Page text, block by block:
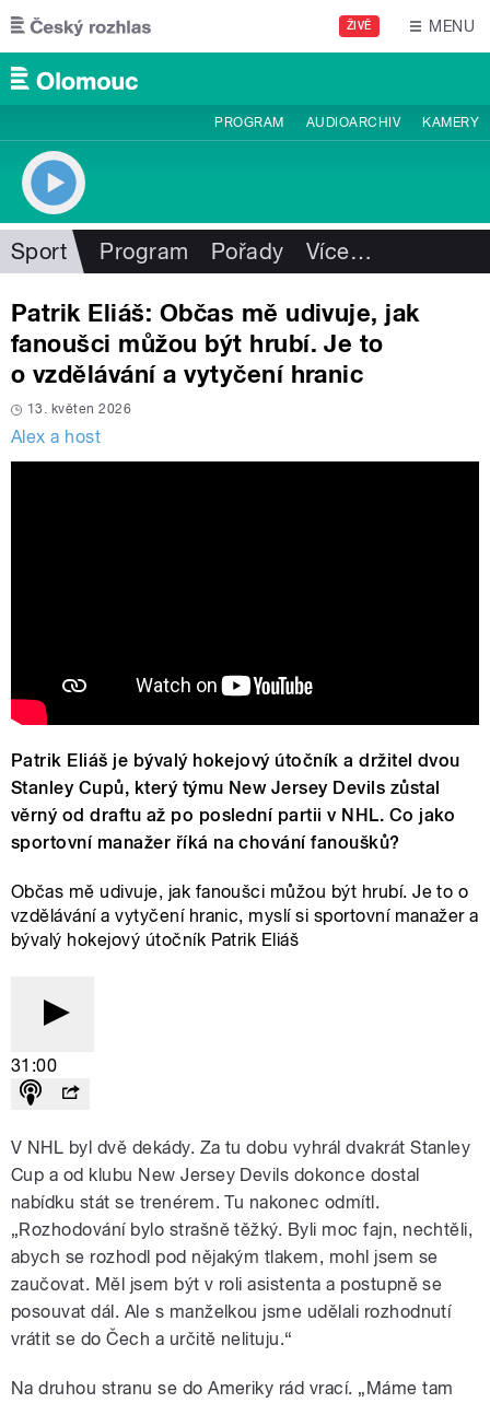
Přejít k hlavnímu obsahu
ŽIVĚ MENU
PROGRAM AUDIOARCHIV KAMERY
Sport Program Pořady Více…
Patrik Eliáš: Občas mě udivuje, jak
fanoušci můžou být hrubí. Je to
o vzdělávání a vytyčení hranic
13. květen 2026
Alex a host
Patrik Eliáš je bývalý hokejový útočník a držitel dvou
Stanley Cupů, který týmu New Jersey Devils zůstal
věrný od draftu až po poslední partii v NHL. Co jako
sportovní manažer říká na chování fanoušků?
Občas mě udivuje, jak fanoušci můžou být hrubí. Je to o
vzdělávání a vytyčení hranic, myslí si sportovní manažer a
bývalý hokejový útočník Patrik Eliáš
31:00
V NHL byl dvě dekády. Za tu dobu vyhrál dvakrát Stanley
Cup a od klubu New Jersey Devils dokonce dostal
nabídku stát se trenérem. Tu nakonec odmítl.
„Rozhodování bylo strašně těžký. Byli moc fajn, nechtěli,
abych se rozhodl pod nějakým tlakem, mohl jsem se
zaučovat. Měl jsem být v roli asistenta a postupně se
posouvat dál. Ale s manželkou jsme udělali rozhodnutí
vrátit se do Čech a určitě nelituju.“
Na druhou stranu se do Ameriky rád vrací. „Máme tam